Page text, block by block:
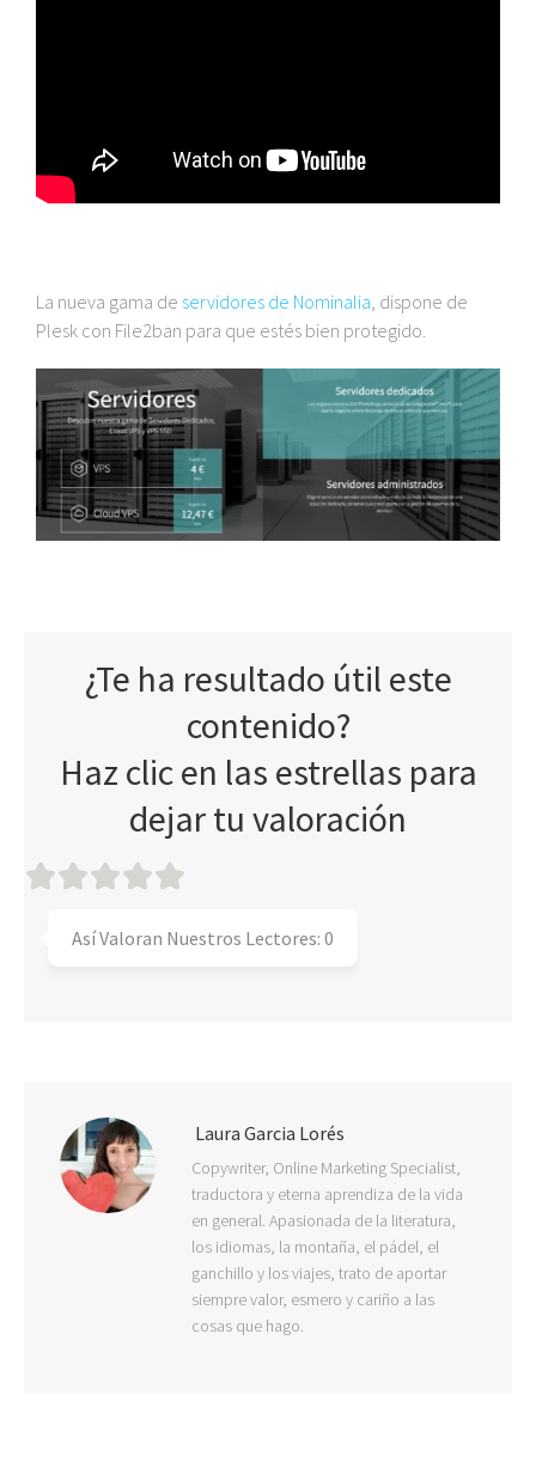
La nueva gama de servidores de Nominalia, dispone de
Plesk con File2ban para que estés bien protegido.
¿Te ha resultado útil este
contenido?
Haz clic en las estrellas para
dejar tu valoración
Así Valoran Nuestros Lectores: 0
Laura Garcia Lorés
Copywriter, Online Marketing Specialist,
traductora y eterna aprendiza de la vida
en general. Apasionada de la literatura,
los idiomas, la montaña, el pádel, el
ganchillo y los viajes, trato de aportar
siempre valor, esmero y cariño a las
cosas que hago.